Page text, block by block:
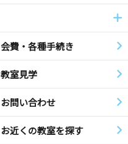
会費・各種手続き
教室見学
お問い合わせ
お近くの教室を探す